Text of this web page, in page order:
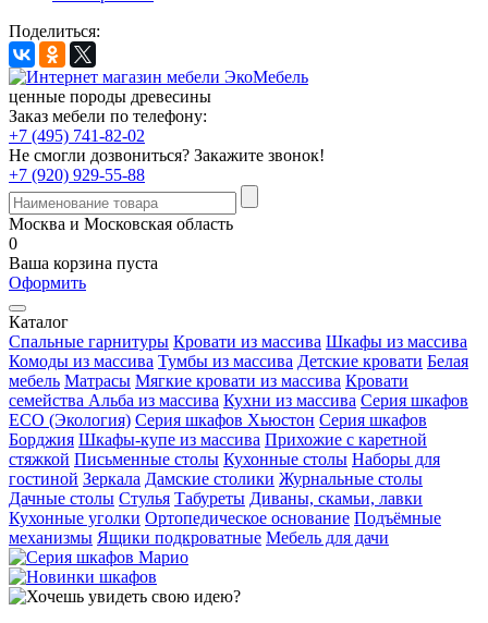
Поделиться:
ценные породы древесины
Заказ мебели по телефону:
+7 (495) 741-82-02
Не смогли дозвониться? Закажите звонок!
+7 (920) 929-55-88
Москва и Московская область
0
Ваша корзина пуста
Оформить
Каталог
Спальные гарнитуры Кровати из массива Шкафы из массива
Комоды из массива Тумбы из массива Детские кровати Белая
мебель Матрасы Мягкие кровати из массива Кровати
семейства Альба из массива Кухни из массива Серия шкафов
ECO (Экология) Серия шкафов Хьюстон Серия шкафов
Борджия Шкафы-купе из массива Прихожие с каретной
стяжкой Письменные столы Кухонные столы Наборы для
гостиной Зеркала Дамские столики Журнальные столы
Дачные столы Стулья Табуреты Диваны, скамьи, лавки
Кухонные уголки Ортопедическое основание Подъёмные
механизмы Ящики подкроватные Мебель для дачи